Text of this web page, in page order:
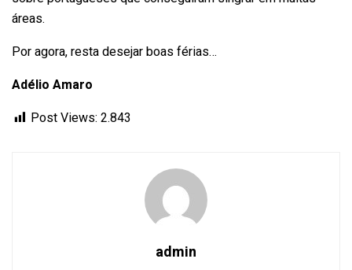
áreas.
Por agora, resta desejar boas férias…
Adélio Amaro
Post Views: 2.843
admin